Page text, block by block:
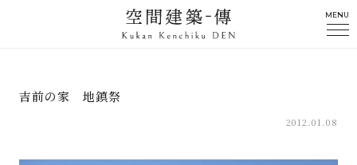
MENU
吉前の家 地鎮祭
2012.01.08